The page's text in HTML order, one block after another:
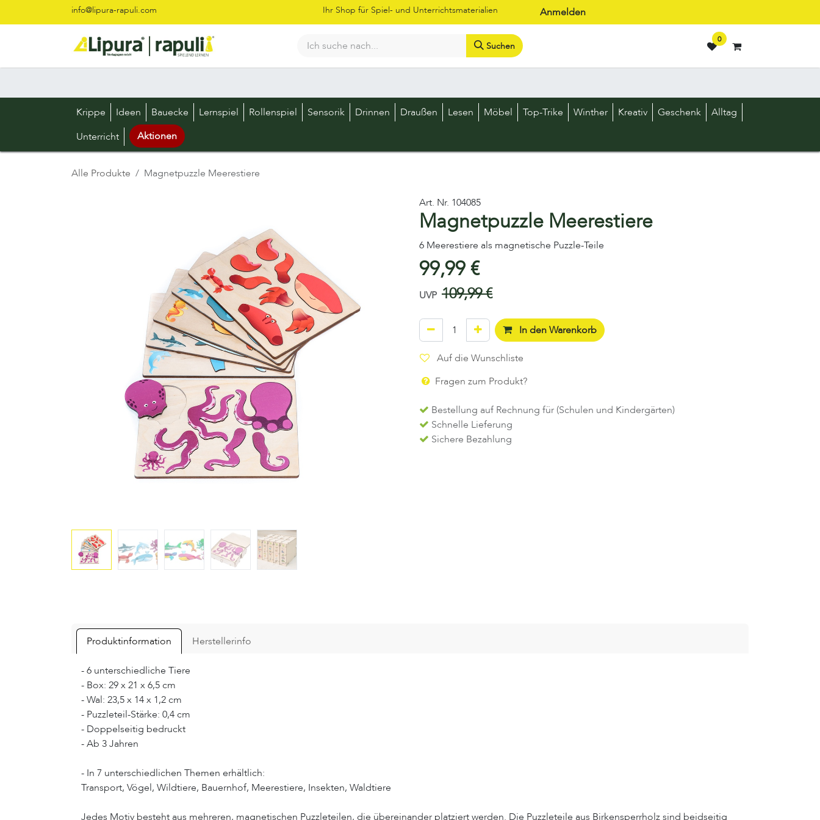
Zum Inhalt springeninfo@lipura-rapuli.com Ihr Shop für Spiel- und Unterrichtsmaterialien Anmelden
Suchen
0
Krippe Ideen Bauecke Lernspiel Rollenspiel Sensorik Drinnen Draußen Lesen Möbel Top-Trike Winther Kreativ Geschenk
Alltag
Unterricht
Aktionen
Alle Produkte Magnetpuzzle Meerestiere
Art. Nr. 104085
Magnetpuzzle Meerestiere
6 Meerestiere als magnetische Puzzle-Teile
99,99€
UVP 109,99€
In den Warenkorb
Auf die Wunschliste
Fragen zum Produkt?
Bestellung auf Rechnung für (Schulen und Kindergärten)
Schnelle Lieferung
Sichere Bezahlung
Produktinformation Herstellerinfo
- 6 unterschiedliche Tiere
- Box: 29 x 21 x 6,5 cm
- Wal: 23,5 x 14 x 1,2 cm
- Puzzleteil-Stärke: 0,4 cm
- Doppelseitig bedruckt
- Ab 3 Jahren
- In 7 unterschiedlichen Themen erhältlich:
Transport, Vögel, Wildtiere, Bauernhof, Meerestiere, Insekten, Waldtiere
Jedes Motiv besteht aus mehreren, magnetischen Puzzleteilen, die übereinander platziert werden. Die Puzzleteile aus Birkensperrholz sind beidseitig